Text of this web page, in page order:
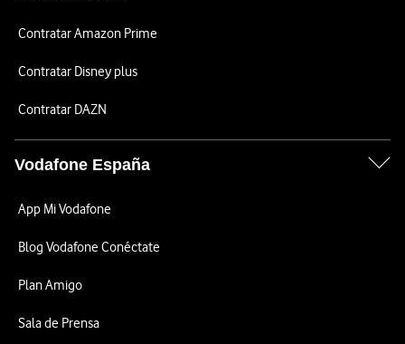
Contratar Amazon Prime
Contratar Disney plus
Contratar DAZN
Vodafone España
App Mi Vodafone
Blog Vodafone Conéctate
Plan Amigo
Sala de Prensa